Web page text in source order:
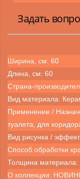
Задать
Ширина, см: 60
Длина, см: 60
Страна-
Вид материала:
Применение /
туалета, для
Вид рисунка /
Способ обработки
Толщина материала:
О коллекции: